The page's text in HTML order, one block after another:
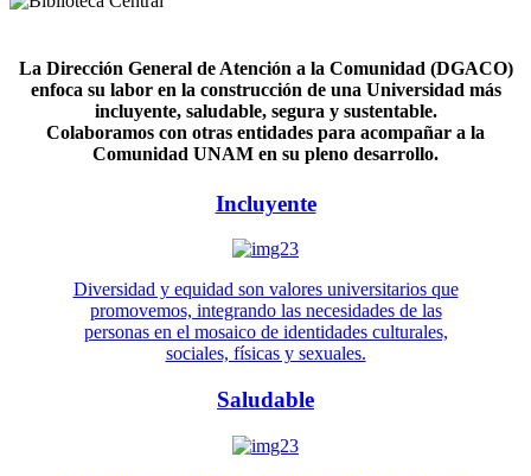
La Dirección General de Atención a la Comunidad (DGACO)
enfoca su labor en la construcción de una Universidad más
incluyente, saludable, segura y sustentable.
Colaboramos con otras entidades para acompañar a la
Comunidad UNAM en su pleno desarrollo.
Incluyente
Diversidad y equidad son valores universitarios que
promovemos, integrando las necesidades de las
personas en el mosaico de identidades culturales,
sociales, físicas y sexuales.
Saludable